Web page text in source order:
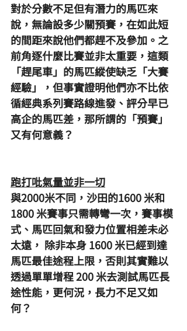
對於分數不足但有潛力的馬匹來
說，無論設多少關預賽，在如此短
的間距來說他們都趕不及參加。之
前角逐什麼比賽並非太重要，這類
「趕尾車」的馬匹縱使缺乏「大賽
經驗」，但事實證明他們亦不比依
循經典系列賽路線進發、評分早已
高企的馬匹差，那所謂的「預賽」
又有何意義？
跑打吡氣量並非一切
與2000米不同，沙田的1600 米和
1800 米賽事只需轉彎一次，賽事模
式、馬匹回氣和發力位置相差未必
太遠， 除非本身 1600 米已經到達
馬匹最佳途程上限，否則其實難以
透過單單增程 200 米去測試馬匹長
途性能，更何況，長力不足又如
何？